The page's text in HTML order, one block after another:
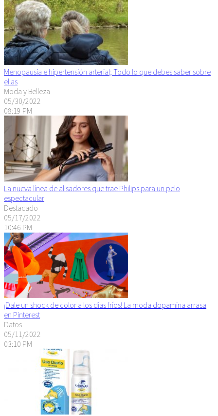
Menopausia e hipertensión arterial; Todo lo que debes saber sobre
ellas
Moda y Belleza
05/30/2022
08:19 PM
La nueva línea de alisadores que trae Philips para un pelo
espectacular
Destacado
05/17/2022
10:46 PM
¡Dale un shock de color a los días fríos! La moda dopamina arrasa
en Pinterest
Datos
05/11/2022
03:10 PM